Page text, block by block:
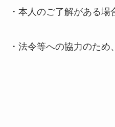
・本人のご了解がある場
・法令等への協力のた